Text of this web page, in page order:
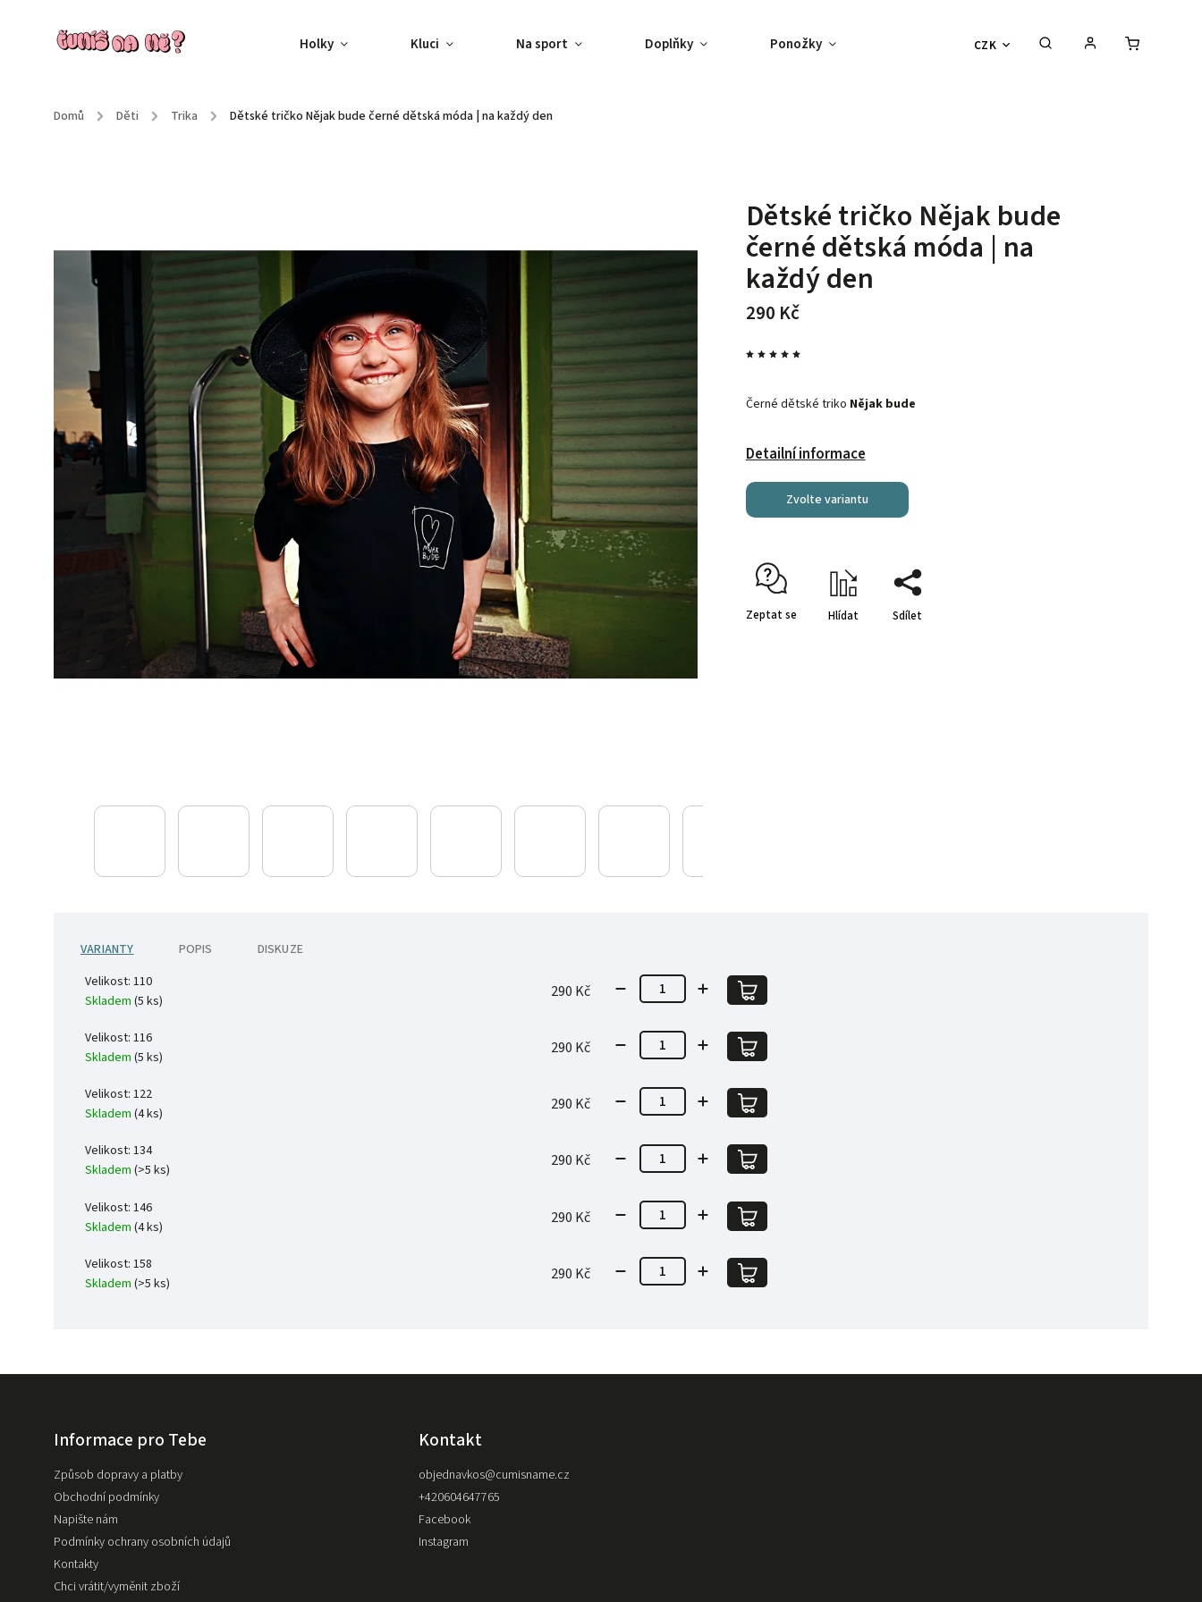
CZK
Holky Kluci Na sport Doplňky Ponožky Vouchery Sexy outlet
Domů / Děti / Trika / Dětské tričko Nějak bude černé dětská móda | na každý den
Dětské tričko Nějak bude
černédětská móda | na
každý den
290 Kč
Černé dětské triko Nějak bude
Detailní informace
Zvolte variantu
Zeptat se Hlídat Sdílet
VARIANTY POPIS
DISKUZE
Velikost: 110
Skladem (5 ks) 290 Kč
Velikost: 116
Skladem (5 ks) 290 Kč
Velikost: 122
Skladem (4 ks) 290 Kč
Velikost: 134
Skladem (>5 ks) 290 Kč
Velikost: 146
Skladem (4 ks) 290 Kč
Velikost: 158
Skladem (>5 ks) 290 Kč
Informace pro Tebe
Způsob dopravy a platby
Obchodní podmínky
Napište nám
Podmínky ochrany osobních údajů
Kontakty
Chci vrátit/vyměnit zboží
Kontakt
objednavkos@cumisname.cz
+420604647765
Facebook
Instagram